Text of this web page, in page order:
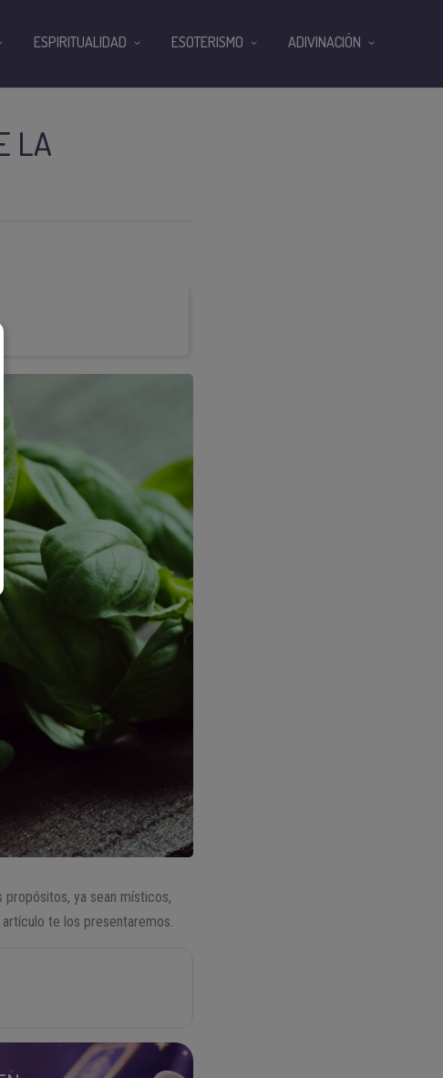
LA
propósitos, ya sean místicos,
te los presentaremos.
ESPIRITUALIDAD ESOTERISMO ADIVINACIÓN